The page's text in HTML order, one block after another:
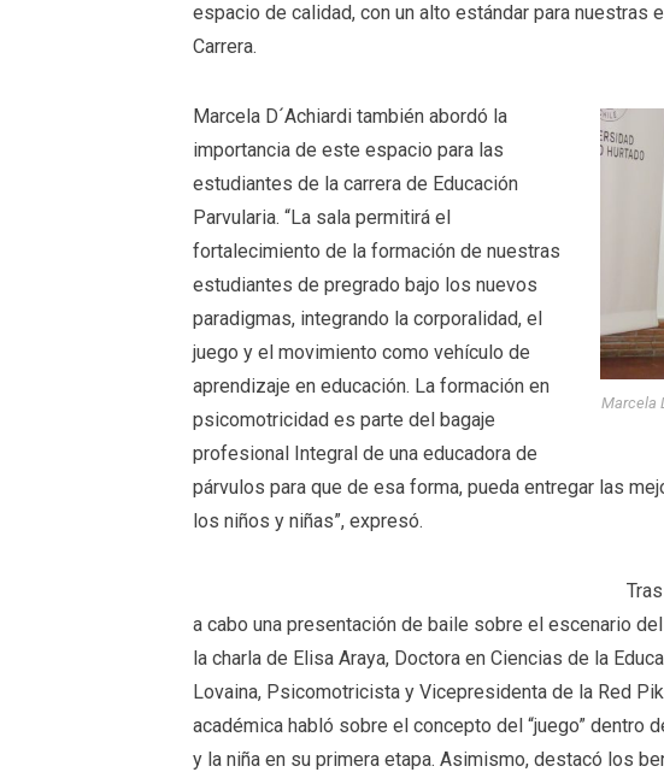
espacio de calidad, con un alto estándar para nuestras
Carrera.
Marcela
Marcela D´Achiardi también abordó la
importancia de este espacio para las
estudiantes de la carrera de Educación
Parvularia. “La sala permitirá el
fortalecimiento de la formación de nuestras
estudiantes de pregrado bajo los nuevos
paradigmas, integrando la corporalidad, el
juego y el movimiento como vehículo de
aprendizaje en educación. La formación en
psicomotricidad es parte del bagaje
profesional Integral de una educadora de
párvulos para que de esa forma, pueda entregar las
los niños y niñas”, expresó.
a cabo una presentación de baile sobre el escenario
la charla de Elisa Araya, Doctora en Ciencias de la
Lovaina, Psicomotricista y Vicepresidenta de la Red
académica habló sobre el concepto del “juego” dentro
y la niña en su primera etapa. Asimismo, destacó los